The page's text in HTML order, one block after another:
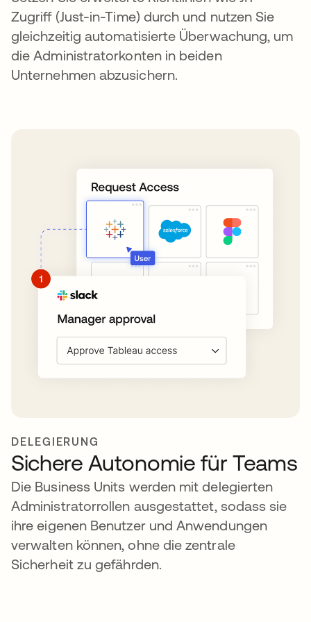
Zugriff (Just-in-Time) durch und nutzen Sie
gleichzeitig automatisierte Überwachung, um
die Administratorkonten in beiden
Unternehmen abzusichern.
DELEGIERUNG
Sichere Autonomie für Teams
Die Business Units werden mit delegierten
Administratorrollen ausgestattet, sodass sie
ihre eigenen Benutzer und Anwendungen
verwalten können, ohne die zentrale
Sicherheit zu gefährden.